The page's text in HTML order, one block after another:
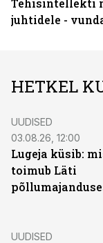
Tehisintellekti
juhtidele -
HETKEL
UUDISED
03.08.26, 12:00
Lugeja küsib:
toimub Läti
UUDISED